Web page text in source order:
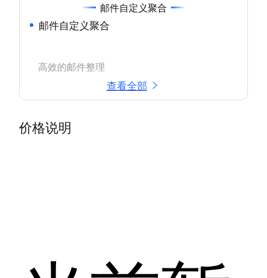
邮件自定义聚合
邮件自定义聚合
高效的邮件整理
查看全部
价格说明